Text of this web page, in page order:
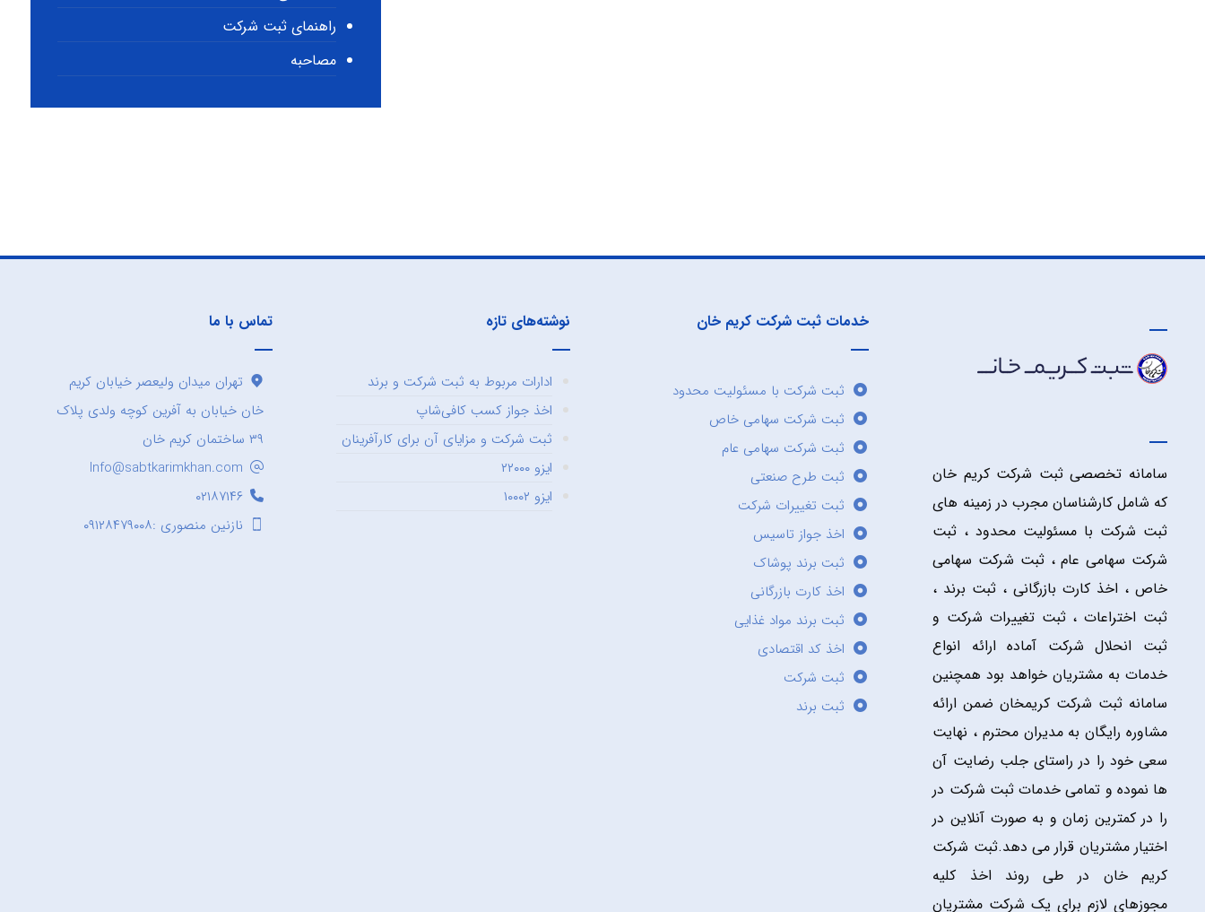
راهنمای ثبت شرکت
مصاحبه
سامانه تخصصی ثبت شرکت کریم خان
که شامل کارشناسان مجرب در زمینه های
ثبت شرکت با مسئولیت محدود ، ثبت
شرکت سهامی عام ، ثبت شرکت سهامی
خاص ، اخذ کارت بازرگانی ، ثبت برند ،
ثبت اختراعات ، ثبت تغییرات شرکت و
ثبت انحلال شرکت آماده ارائه انواع
خدمات به مشتریان خواهد بود همچنین
سامانه ثبت شرکت کریمخان ضمن ارائه
مشاوره رایگان به مدیران محترم ، نهایت
سعی خود را در راستای جلب رضایت آن
ها نموده و تمامی خدمات ثبت شرکت در
را در کمترین زمان و به صورت آنلاین در
اختیار مشتریان قرار می دهد.ثبت شرکت
کریم خان در طی روند اخذ کلیه
مجوزهای لازم برای یک شرکت مشتریان
خدمات ثبت شرکت کریم خان
ثبت شرکت با مسئولیت محدود
ثبت شرکت سهامی خاص
ثبت شرکت سهامی عام
ثبت طرح صنعتی
ثبت تغییرات شرکت
اخذ جواز تاسیس
ثبت برند پوشاک
اخذ کارت بازرگانی
ثبت برند مواد غذایی
اخذ کد اقتصادی
ثبت شرکت
ثبت برند
نوشته‌های تازه
ادارات مربوط به ثبت شرکت و برند
اخذ جواز کسب کافی‌شاپ
ثبت شرکت و مزایای آن برای کارآفرینان
ایزو ۲۲۰۰۰
ایزو ۱۰۰۰۲
تماس با ما
تهران میدان ولیعصر خیابان کریم
خان خیابان به آفرین کوچه ولدی پلاک
۳۹ ساختمان کریم خان
Info@sabtkarimkhan.com
۰۲۱۸۷۱۴۶
نازنین منصوری :۰۹۱۲۸۴۷۹۰۰۸